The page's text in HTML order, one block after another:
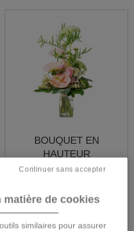
BOUQUET EN
HAUTEUR
46,00 €
matière de cookies
similaires pour assurer
Continuer sans accepter